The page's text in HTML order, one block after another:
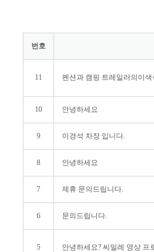
번호
11 펜션과 캠핑 트레일러의이색
10 안녕하세요
9 이경석 차장 입니다.
8 안녕하세요
7 제휴 문의드립니다.
6 문의드립니다.
5 안녕하세요? 씨밀레 영상 프